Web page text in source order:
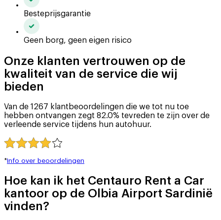
Besteprijsgarantie
Geen borg, geen eigen risico
Onze klanten vertrouwen op de
kwaliteit van de service die wij
bieden
Van de 1267 klantbeoordelingen die we tot nu toe
hebben ontvangen zegt 82.0% tevreden te zijn over de
verleende service tijdens hun autohuur.
*Info over beoordelingen
Hoe kan ik het Centauro Rent a Car
kantoor op de Olbia Airport Sardinië
vinden?